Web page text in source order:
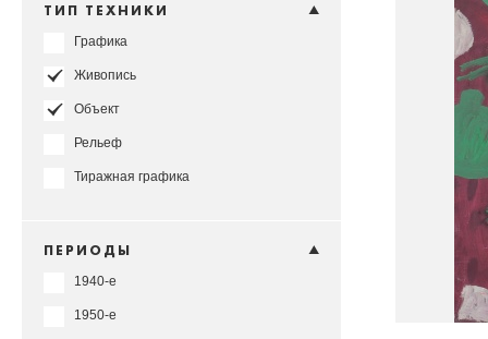
ТИП ТЕХНИКИ
Графика
Живопись
Объект
Рельеф
Тиражная графика
ПЕРИОДЫ
1940-е
1950-е